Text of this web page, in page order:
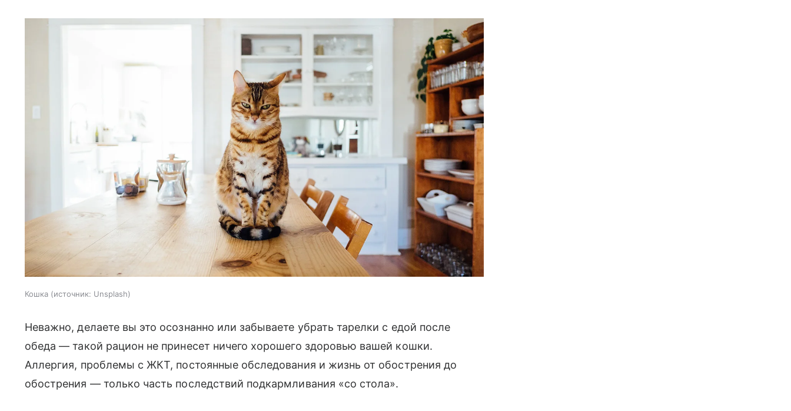
Кошка источник: Unsplash
Неважно, делаете вы это осознанно или забываете убрать тарелки с едой после
обеда — такой рацион не принесет ничего хорошего здоровью вашей кошки.
Аллергия, проблемы с ЖКТ, постоянные обследования и жизнь от обострения до
обострения — только часть последствий подкармливания «со стола».